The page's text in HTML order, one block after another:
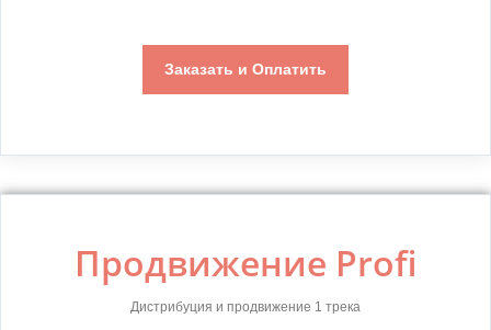
Заказать и Оплатить
Продвижение Profi
Дистрибуция и продвижение 1 трека